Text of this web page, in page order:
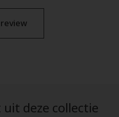
deze collectie